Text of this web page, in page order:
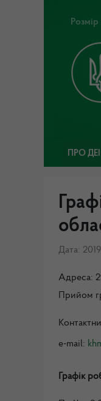
ПРО ДЕІ
Дата:
Адреса:
Прийом
e-mail:
Графік